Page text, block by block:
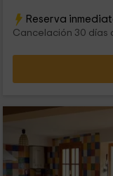
Reserva
Cancelación 30 días